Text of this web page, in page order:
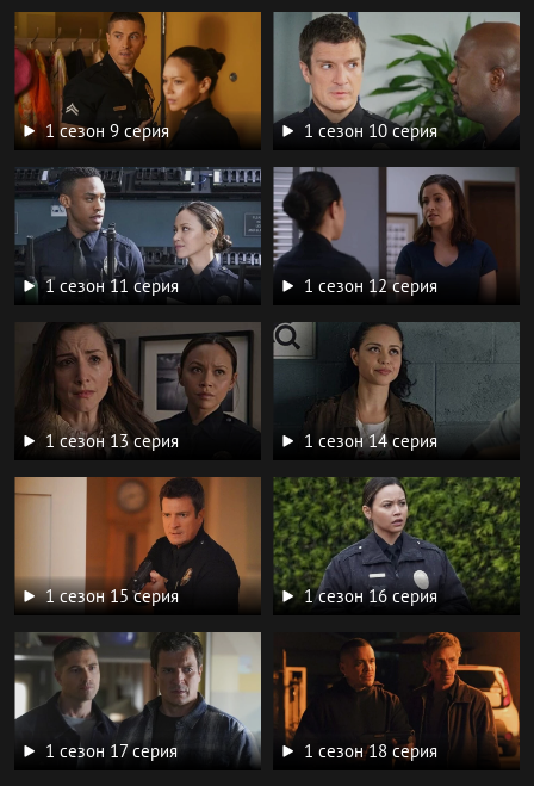
1 сезон 9 серия 1 сезон 10 серия
1 сезон 11 серия 1 сезон 12 серия
1 сезон 13 серия 1 сезон 14 серия
1 сезон 15 серия 1 сезон 16 серия
1 сезон 17 серия 1 сезон 18 серия